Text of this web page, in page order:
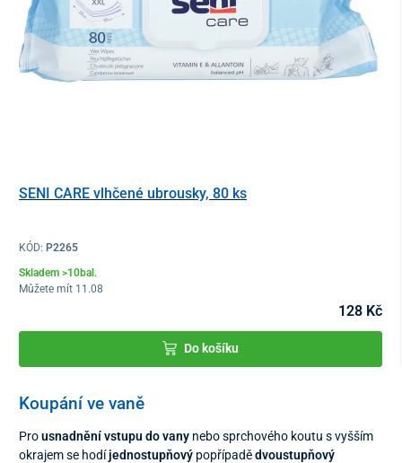
SENI CARE vlhčené ubrousky, 80 ks
KÓD: P2265
Skladem >10bal.
Můžete mít 11.08
128 Kč
Do košíku
Koupání ve vaně
Prousnadnění vstupu do vany nebo sprchového koutu s vyšším
okrajem se hodíjednostupňový popřípadědvoustupňový